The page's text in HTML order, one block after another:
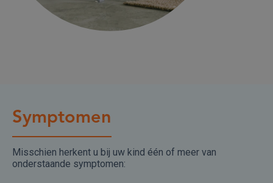
Symptomen
Misschien herkent u bij uw kind één of meer van
onderstaande symptomen: